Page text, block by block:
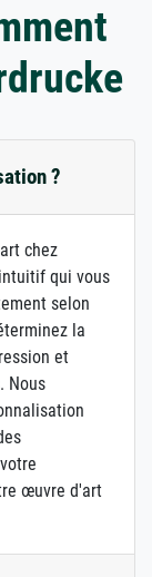
?
chez
qui vous
selon
la
et
Nous
œuvre d'art